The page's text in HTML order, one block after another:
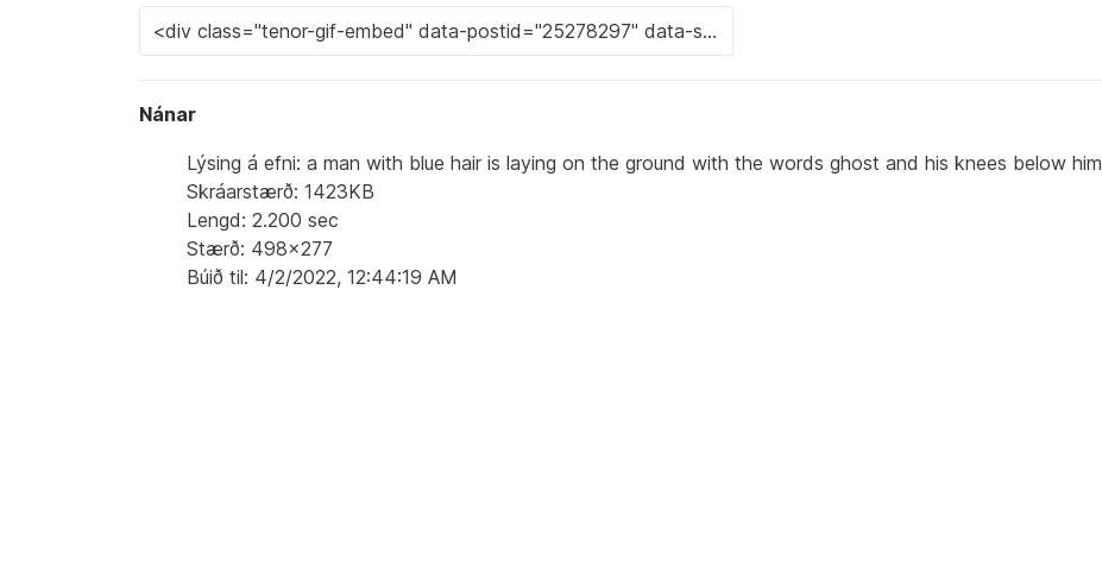
Nánar
Lýsing á efni: a man with blue hair is laying on the ground with the words ghost and his knees below him
Skráarstærð: 1423KB
Lengd: 2.200 sec
Stærð: 498x277
Búið til: 4/2/2022, 12:44:19 AM